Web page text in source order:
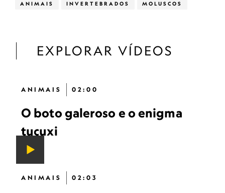
ANIMAIS INVERTEBRADOS MOLUSCOS
EXPLORAR VÍDEOS
ANIMAIS 02:00
O boto galeroso e o enigma
tucuxi
ANIMAIS 02:03